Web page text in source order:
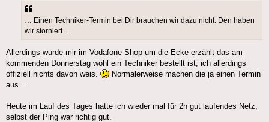
… Einen Techniker-Termin bei Dir brauchen wir dazu nicht. Den haben
wir storniert.…
Allerdings wurde mir im Vodafone Shop um die Ecke erzählt das am
kommenden Donnerstag wohl ein Techniker bestellt ist, ich allerdings
offiziell nichts davon weis.
Normalerweise machen die ja einen Termin
aus…
Heute im Lauf des Tages hatte ich wieder mal für 2h gut laufendes Netz,
selbst der Ping war richtig gut.